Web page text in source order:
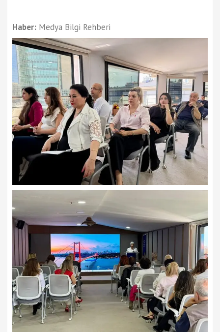
Haber: Medya Bilgi Rehberi